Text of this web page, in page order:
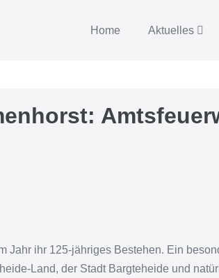
Home Aktuelles
Jahr ihr 125-jähriges Bestehen. Ein
Land, der Stadt Bargteheide und